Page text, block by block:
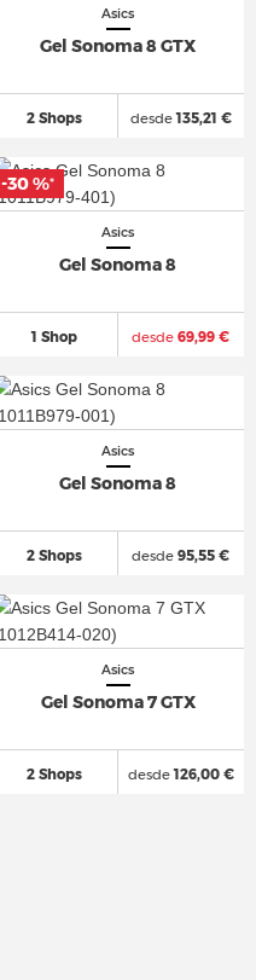
Asics
Gel Sonoma 8 GTX
2 Shops desde135,21 €
Asics
Gel Sonoma 8
1 Shop desde 69,99 €
-30 %*
Asics
Gel Sonoma 8
2 Shops desde 95,55 €
Asics
Gel Sonoma 7 GTX
2 Shops desde126,00 €